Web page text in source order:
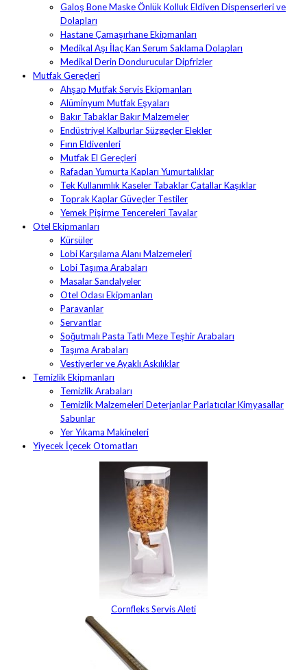
Galoş Bone Maske Önlük Kolluk Eldiven Dispenserleri ve
Dolapları
Hastane Çamaşırhane Ekipmanları
Medikal Aşı İlaç Kan Serum Saklama Dolapları
Medikal Derin Dondurucular Dipfrizler
Mutfak Gereçleri
Ahşap Mutfak Servis Ekipmanları
Alüminyum Mutfak Eşyaları
Bakır Tabaklar Bakır Malzemeler
Endüstriyel Kalburlar Süzgeçler Elekler
Fırın Eldivenleri
Mutfak El Gereçleri
Rafadan Yumurta Kapları Yumurtalıklar
Tek Kullanımlık Kaseler Tabaklar Çatallar Kaşıklar
Toprak Kaplar Güveçler Testiler
Yemek Pişirme Tencereleri Tavalar
Otel Ekipmanları
Kürsüler
Lobi Karşılama Alanı Malzemeleri
Lobi Taşıma Arabaları
Masalar Sandalyeler
Otel Odası Ekipmanları
Paravanlar
Servantlar
Soğutmalı Pasta Tatlı Meze Teşhir Arabaları
Taşıma Arabaları
Vestiyerler ve Ayaklı Askılıklar
Temizlik Ekipmanları
Temizlik Arabaları
Temizlik Malzemeleri Deterjanlar Parlatıcılar Kimyasallar
Sabunlar
Yer Yıkama Makineleri
Yiyecek İçecek Otomatları
Cornfleks Servis Aleti